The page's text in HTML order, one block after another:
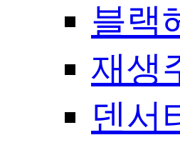
블랙
재생
덴서